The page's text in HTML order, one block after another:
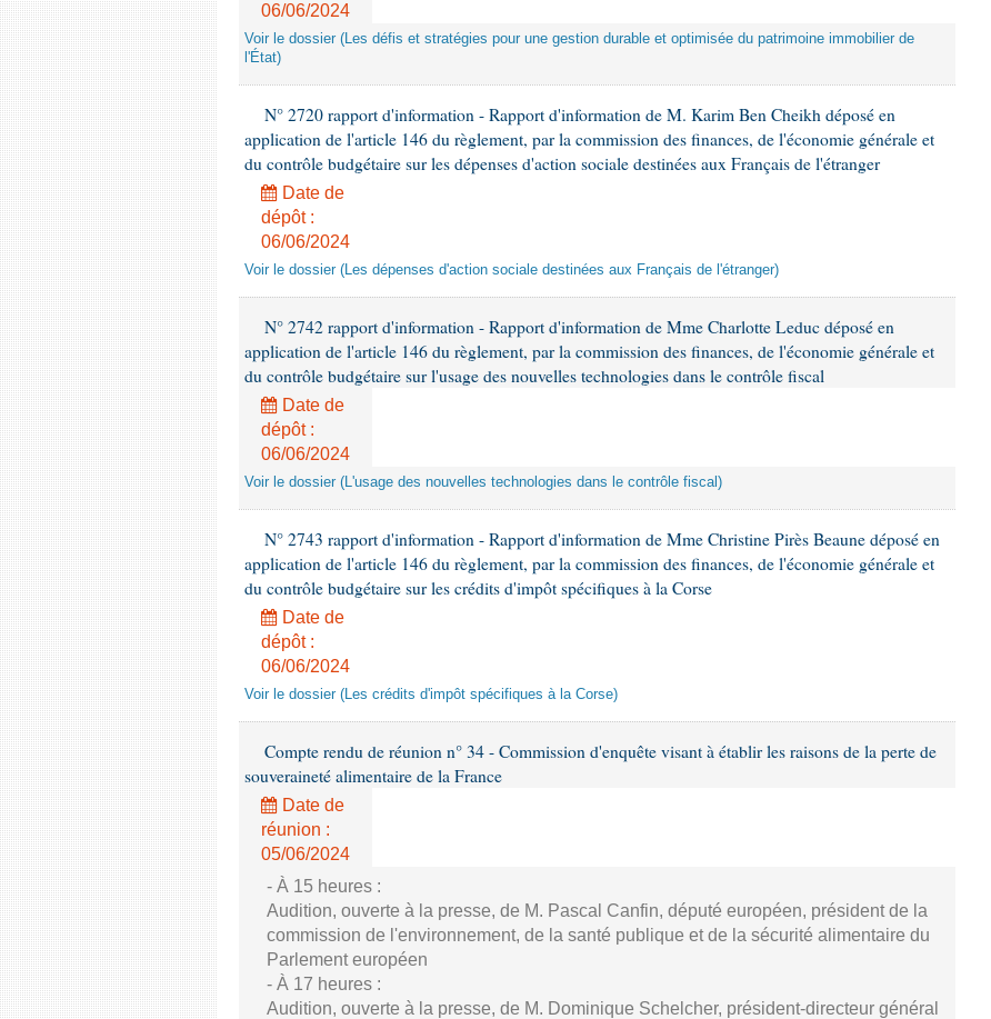
06/06/2024
Voir le dossier (Les défis et stratégies pour une gestion durable et optimisée du patrimoine immobilier de
l'État)
N° 2720 rapport d'information - Rapport d'information de M. Karim Ben Cheikh déposé en
application de l'article 146 du règlement, par la commission des finances, de l'économie générale et
du contrôle budgétaire sur les dépenses d'action sociale destinées aux Français de l'étranger
Date de
dépôt :
06/06/2024
Voir le dossier (Les dépenses d'action sociale destinées aux Français de l'étranger)
N° 2742 rapport d'information - Rapport d'information de Mme Charlotte Leduc déposé en
application de l'article 146 du règlement, par la commission des finances, de l'économie générale et
du contrôle budgétaire sur l'usage des nouvelles technologies dans le contrôle fiscal
Date de
dépôt :
06/06/2024
Voir le dossier (L'usage des nouvelles technologies dans le contrôle fiscal)
N° 2743 rapport d'information - Rapport d'information de Mme Christine Pirès Beaune déposé en
application de l'article 146 du règlement, par la commission des finances, de l'économie générale et
du contrôle budgétaire sur les crédits d'impôt spécifiques à la Corse
Date de
dépôt :
06/06/2024
Voir le dossier (Les crédits d'impôt spécifiques à la Corse)
Compte rendu de réunion n° 34 - Commission d'enquête visant à établir les raisons de la perte de
souveraineté alimentaire de la France
Date de
réunion :
05/06/2024
- À 15 heures :
Audition, ouverte à la presse, de M. Pascal Canfin, député européen, président de la
commission de l'environnement, de la santé publique et de la sécurité alimentaire du
Parlement européen
- À 17 heures :
Audition, ouverte à la presse, de M. Dominique Schelcher, président-directeur général